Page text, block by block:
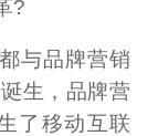
?
与品牌营销
生，品牌营
了移动互联